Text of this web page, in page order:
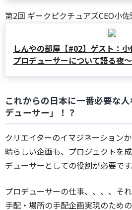
第2回 ギークピクチュアズCEO小
しんやの部屋【#02】ゲスト：
プロデューサーについて語る夜〜
これからの日本に一番必要な
デューサー」！？
クリエイターのイマジネーション
晴らしい企画も、プロジェクトを
デューサーとしての役割が必要です
プロデューサーの仕事、、、、そ
手配・場所の手配企画実現のため